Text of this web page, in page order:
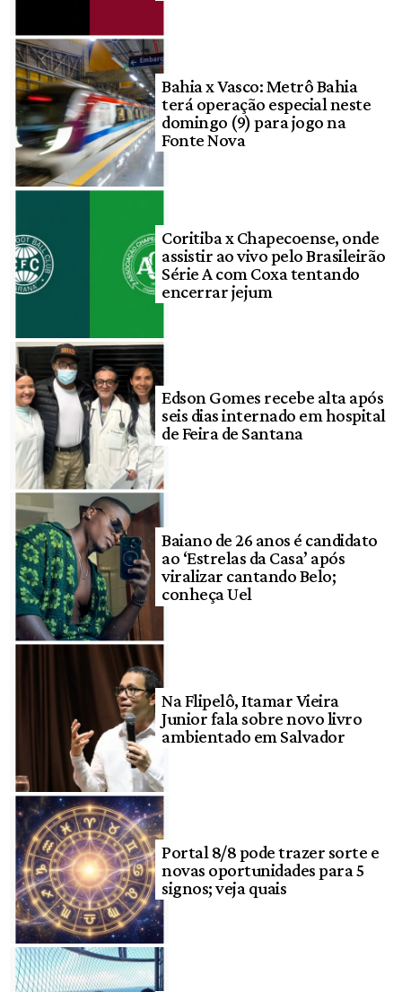
Bahia x Vasco: Metrô Bahia
terá operação especial neste
domingo (9) para jogo na
Fonte Nova
Coritiba x Chapecoense, onde
assistir ao vivo pelo Brasileirão
Série A com Coxa tentando
encerrar jejum
Edson Gomes recebe alta após
seis dias internado em hospital
de Feira de Santana
Baiano de 26 anos é candidato
ao ‘Estrelas da Casa’ após
viralizar cantando Belo;
conheça Uel
Na Flipelô, Itamar Vieira
Junior fala sobre novo livro
ambientado em Salvador
Portal 8/8 pode trazer sorte e
novas oportunidades para 5
signos; veja quais